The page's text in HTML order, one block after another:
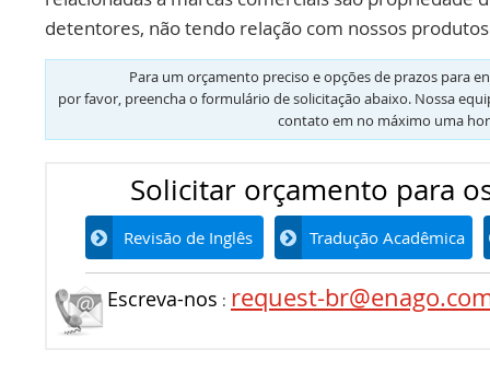
detentores, não tendo relação com nossos
Para um orçamento preciso e opções de prazos para
por favor, preencha o formulário de solicitação abaixo. Nossa
contato em no máximo uma
Solicitar orçamento para
Revisão de Inglês Tradução Acadêmica
Escreva-nos : request-